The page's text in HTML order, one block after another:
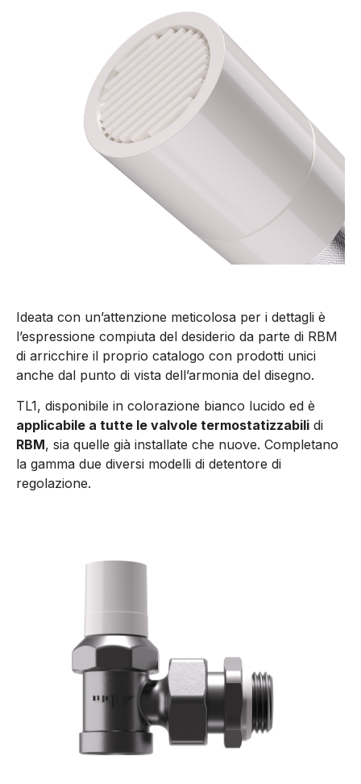
Ideata con un’attenzione meticolosa per i dettagli è
l’espressione compiuta del desiderio da parte di RBM
di arricchire il proprio catalogo con prodotti unici
anche dal punto di vista dell’armonia del disegno.
TL1, disponibile in colorazione bianco lucido ed è
applicabile a tutte le valvole termostatizzabili di
RBM, sia quelle già installate che nuove. Completano
la gamma due diversi modelli di detentore di
regolazione.